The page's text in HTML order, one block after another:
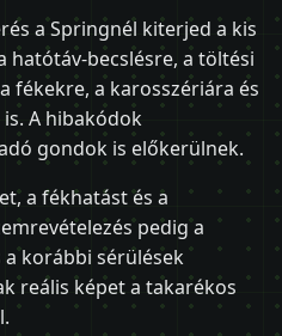
a Springnél kiterjed a kis
hatótáv-becslésre, a töltési
fékekre, a karosszériára és
A hibakódok
gondok is előkerülnek.
a fékhatást és a
pedig a
a korábbi sérülések
reális képet a takarékos